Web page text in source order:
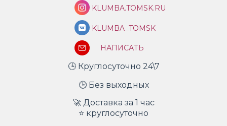
KLUMBA.TOMSK.RU
KLUMBA_TOMSK
НАПИСАТЬ
🕒 Круглосуточно 24\7
🕒 Без выходных
🚀 Доставка за 1 час
⭐ круглосуточно